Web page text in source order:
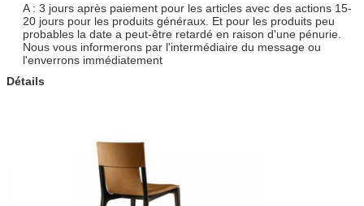
A : 3 jours après paiement pour les articles avec des actions 15-
20 jours pour les produits généraux. Et pour les produits peu
probables la date a peut-être retardé en raison d'une pénurie.
Nous vous informerons par l'intermédiaire du message ou
l'enverrons immédiatement
Détails